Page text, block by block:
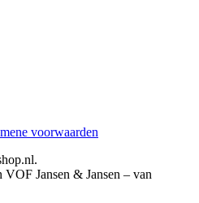
voorwaarden
Jansen & Jansen – van